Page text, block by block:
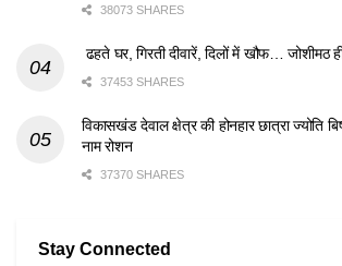
38073 SHARES
ढहते घर, गिरती दीवारें, दिलों में खौफ… जोशीमठ
37453 SHARES
विकासखंड देवाल क्षेत्र की होनहार छात्रा ज्योति
नाम रोशन
37370 SHARES
Stay Connected